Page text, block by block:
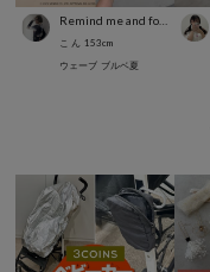
こ ん 153cm
ウェーブ ブルベ夏